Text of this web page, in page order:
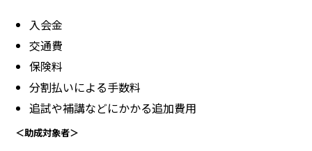
入会金
交通費
保険料
分割払いによる手数料
追試や補講などにかかる追加費用
＜助成対象者＞